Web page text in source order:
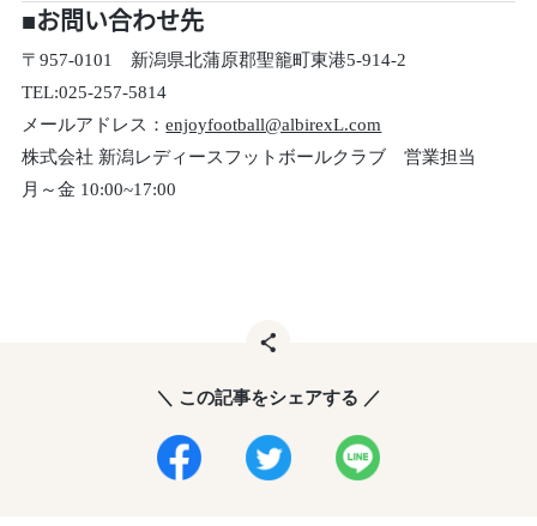
■お問い合わせ先
〒957-0101 新潟県北蒲原郡聖籠町東港5-914-2
TEL:025-257-5814
メールアドレス：enjoyfootball@albirexL.com
株式会社 新潟レディースフットボールクラブ 営業担当
月～金 10:00~17:00
＼ この記事をシェアする ／